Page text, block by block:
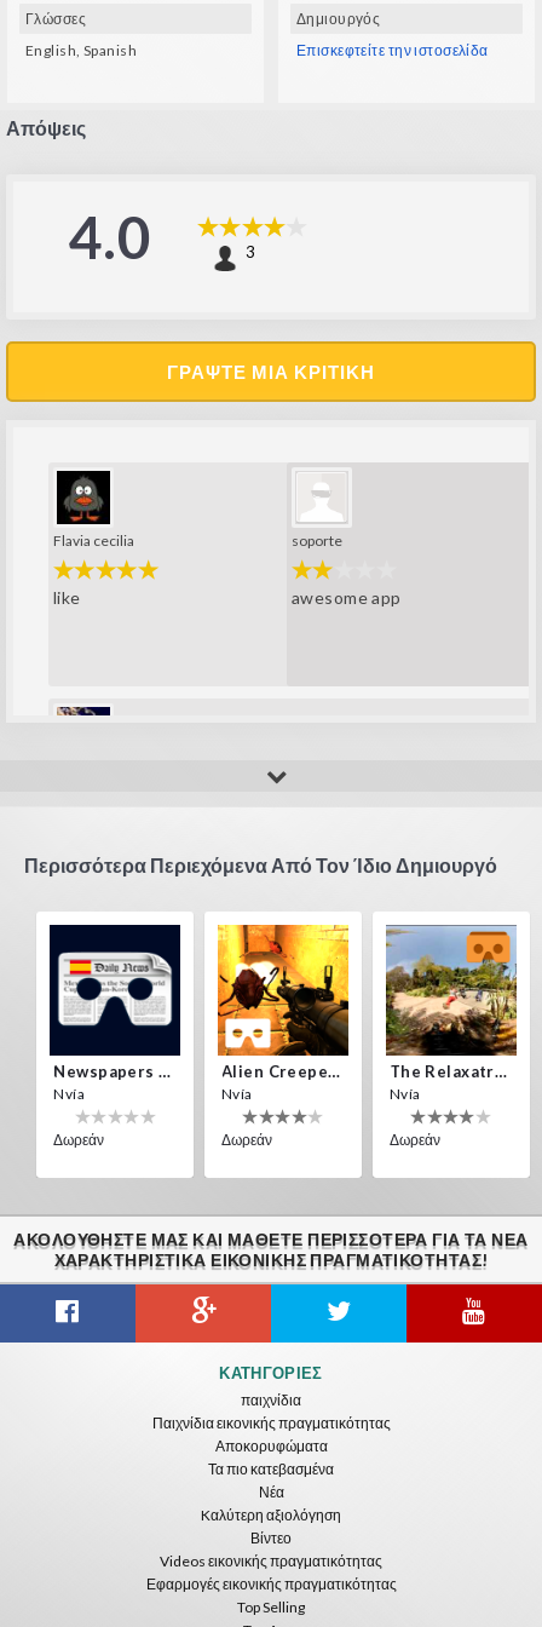
Γλώσσες
English, Spanish
Δημιουργός
Επισκεφτείτε την ιστοσελίδα
Απόψεις
4.0 3
ΓΡΆΨΤΕ ΜΙΑ ΚΡΙΤΙΚΉ
Flavia cecilia
like
soporte
awesome app
Περισσότερα Περιεχόμενα Από Τον Ίδιο Δημιουργό
Newspapers Spain VR
Nvía
Δωρεάν
Alien Creepers VR
Nvía
Δωρεάν
The Relaxatron
Nvía
Δωρεάν
Δωρεάν Δωρεάν
ΑΚΟΛΟΥΘΉΣΤΕ ΜΑΣ ΚΑΙ ΜΆΘΕΤΕ ΠΕΡΙΣΣΌΤΕΡΑ ΓΙΑ ΤΑ ΝΈΑ
ΧΑΡΑΚΤΗΡΙΣΤΙΚΆ ΕΙΚΟΝΙΚΗΣ ΠΡΑΓΜΑΤΙΚΟΤΗΤΑΣ!
ΚΑΤΗΓΟΡΊΕΣ
παιχνίδια
Παιχνίδια εικονικής πραγματικότητας
Αποκορυφώματα
Τα πιο κατεβασμένα
Νέα
Kαλύτερη αξιολόγηση
Βίντεο
Videos εικονικής πραγματικότητας
Εφαρμογές εικονικής πραγματικότητας
Top Selling